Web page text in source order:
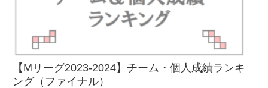
【Mリーグ2023-2024】チーム・個人成績ランキ
ング（ファイナル）